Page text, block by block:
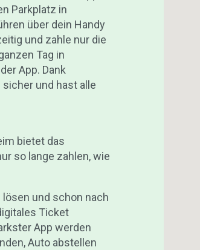
Parkplatz in
über dein Handy
und zahle nur die
Tag in
App. Dank
und hast alle
bietet das
so lange zahlen, wie
und schon nach
Ticket
App werden
Auto abstellen